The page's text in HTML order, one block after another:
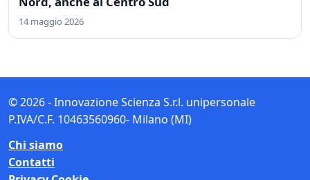
14 maggio 2026
© 2026 - Innovazione Scienza S.r.l. unipersonale
P.IVA/C.F. 10463560960- Milano (MI)
Chi siamo
Contatti